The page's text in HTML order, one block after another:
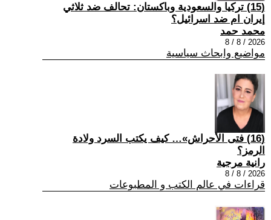
(15) تركيا والسعودية وباكستان: تحالف ضد ثلاثي
إيران ام ضد اسرائيل؟
محمد حمد
2026 / 8 / 8
مواضيع وابحاث سياسية
(16) فتى الأحراش»… كيف يكتب السرد ولادة
الرمز؟
رانية مرجية
2026 / 8 / 8
قراءات في عالم الكتب و المطبوعات